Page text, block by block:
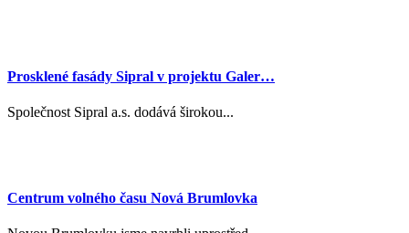
Prosklené fasády Sipral v projektu Galer…
Společnost Sipral a.s. dodává širokou...
Centrum volného času Nová Brumlovka